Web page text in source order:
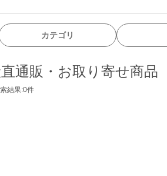
カテゴリ
通販・お取り寄せ商品
結果:0件